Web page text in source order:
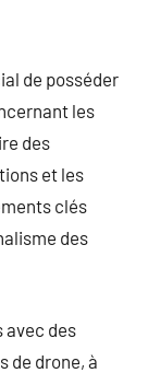
de posséder
les
des
et les
clés
des
avec des
de drone, à